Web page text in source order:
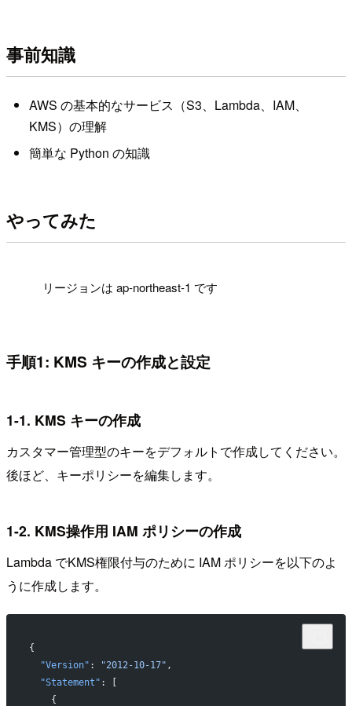
事前知識
AWS の基本的なサービス（S3、Lambda、IAM、
KMS）の理解
簡単な Python の知識
やってみた
リージョンは ap-northeast-1 です
手順1: KMS キーの作成と設定
1-1. KMS キーの作成
カスタマー管理型のキーをデフォルトで作成してください。
後ほど、キーポリシーを編集します。
1-2. KMS操作用 IAM ポリシーの作成
Lambda でKMS権限付与のために IAM ポリシーを以下のよ
うに作成します。
{
  "Version"
: "2012-10-17" ,
  "Statement"
: [
    {